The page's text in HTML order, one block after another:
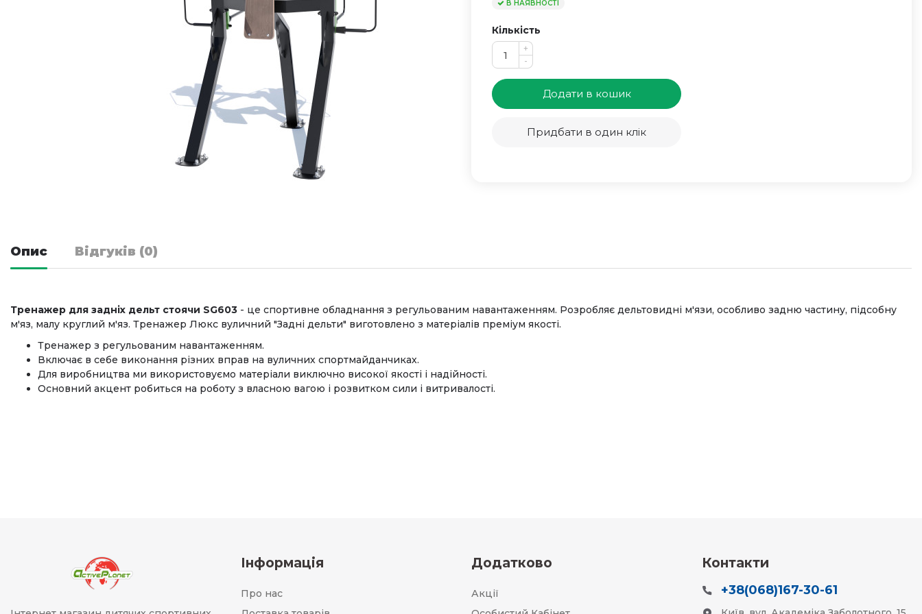
В НАЯВНОСТІ
Кількість
+
-
Додати в кошик
Придбати в один клік
Опис Відгуків (0)
Тренажер для задніх дельт стоячи SG603 - це спортивне обладнання з регульованим навантаженням. Розробляє дельтовидні м'язи, особливо задню частину, підсобну
м'яз, малу круглий м'яз. Тренажер Люкс вуличний "Задні дельти" виготовлено з матеріалів преміум якості.
Тренажер з регульованим навантаженням.
Включає в себе виконання різних вправ на вуличних спортмайданчиках.
Для виробництва ми використовуємо матеріали виключно високої якості і надійності.
Основний акцент робиться на роботу з власною вагою і розвитком сили і витривалості.
Інформація
Про нас
Додатково
Акції
Контакти
+38(068)167-30-61